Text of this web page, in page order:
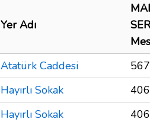
Yer Adı
Atatürk Caddesi
Hayırlı Sokak
Hayırlı Sokak